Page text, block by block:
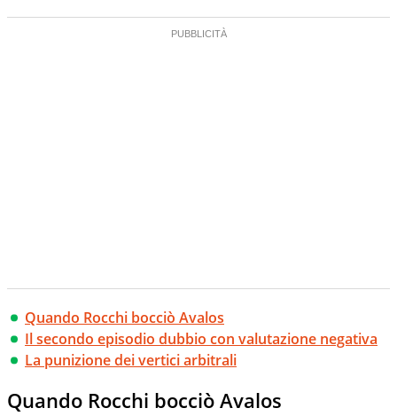
Quando Rocchi bocciò Avalos
Il secondo episodio dubbio con valutazione negativa
La punizione dei vertici arbitrali
Quando Rocchi bocciò Avalos